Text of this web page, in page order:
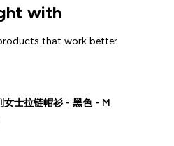
with
that work better
女士拉链帽衫 - 黑色 - M